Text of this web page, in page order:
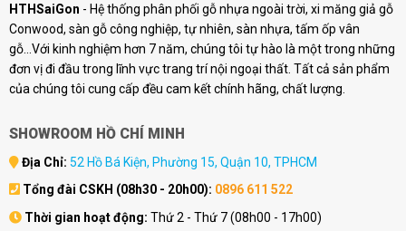
HTHSaiGon - Hệ thống phân phối gỗ nhựa ngoài trời, xi măng giả gỗ
Conwood, sàn gỗ công nghiệp, tự nhiên, sàn nhựa, tấm ốp vân
gỗ...Với kinh nghiệm hơn 7 năm, chúng tôi tự hào là một trong những
đơn vị đi đầu trong lĩnh vực trang trí nội ngoại thất. Tất cả sản phẩm
của chúng tôi cung cấp đều cam kết chính hãng, chất lượng.
SHOWROOM HỒ CHÍ MINH
Địa Chỉ: 52 Hồ Bá Kiện, Phường 15, Quận 10, TPHCM
Tổng đài CSKH (08h30 - 20h00): 0896 611 522
Thời gian hoạt động: Thứ 2 - Thứ 7 (08h00 - 17h00)